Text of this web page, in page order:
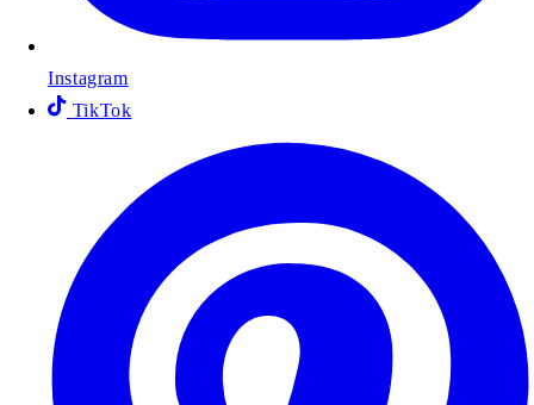
Instagram
TikTok